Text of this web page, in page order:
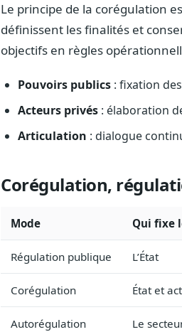
Le principe de la corégulation
définissent les finalités et
objectifs en règles
Pouvoirs publics : fixation
Acteurs privés : élaboration
Articulation : dialogue
Corégulation,
Mode Qui fixe
Régulation publique L’État
Corégulation État et
Autorégulation Le